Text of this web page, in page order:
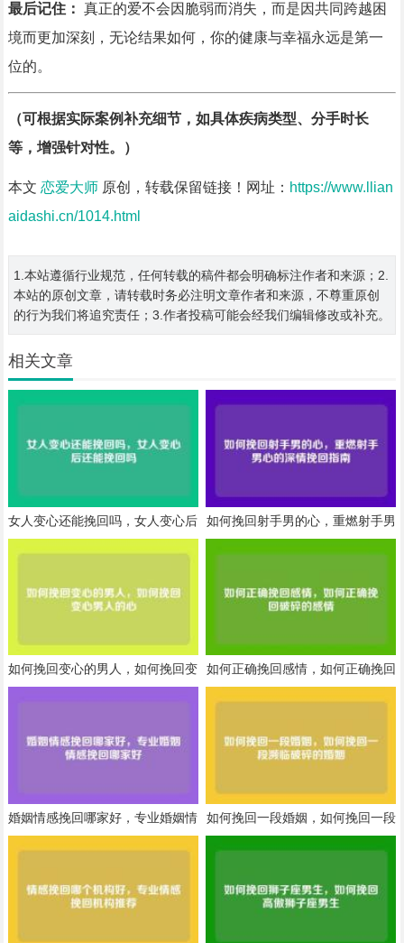
最后记住： 真正的爱不会因脆弱而消失，而是因共同跨越困
境而更加深刻，无论结果如何，你的健康与幸福永远是第一
位的。
（可根据实际案例补充细节，如具体疾病类型、分手时长
等，增强针对性。）
本文 恋爱大师原创，转载保留链接！网址： https://www.llian
aidashi.cn/1014.html
1.本站遵循行业规范，任何转载的稿件都会明确标注作者和来源；2.
本站的原创文章，请转载时务必注明文章作者和来源，不尊重原创
的行为我们将追究责任；3.作者投稿可能会经我们编辑修改或补充。
相关文章
女人变心还能挽回吗，女人变心后
还能挽回吗
如何挽回射手男的心，重燃射手男
心的深情挽回指南
如何挽回变心的男人，如何挽回变
心男人的心
如何正确挽回感情，如何正确挽回
破碎的感情
婚姻情感挽回哪家好，专业婚姻情
感挽回哪家好
如何挽回一段婚姻，如何挽回一段
濒临破碎的婚姻